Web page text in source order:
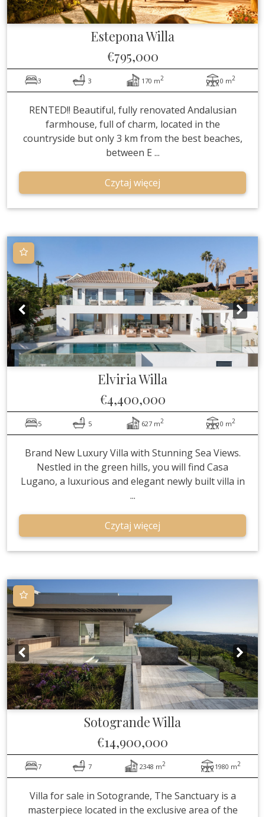
EsteponaWilla
€795,000
3 3 170 m2 0 m2
RENTED!! Beautiful, fully renovated Andalusian
farmhouse, full of charm, located in the
countryside but only 3 km from the best beaches,
between E ...
Czytaj więcej
ElviriaWilla
€4,400,000
5 5 627 m2 0 m2
Brand New Luxury Villa with Stunning Sea Views.
Nestled in the green hills, you will find Casa
Lugano, a luxurious and elegant newly built villa in
...
Czytaj więcej
SotograndeWilla
€14,900,000
7 7 2348 m2 1980 m2
Villa for sale in Sotogrande, The Sanctuary is a
masterpiece located in the exclusive area of the